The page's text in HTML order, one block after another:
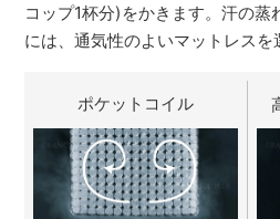
コップ1杯分)をかきます。汗の蒸
には、通気性のよいマットレスを
ポケットコイル